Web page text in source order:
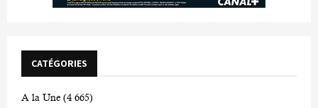
CATÉGORIES
A la Une (4 665)